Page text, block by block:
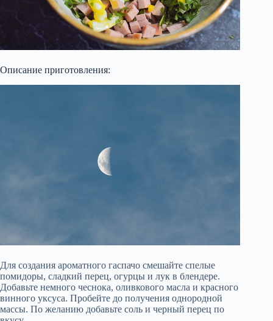
Описание приготовления:
Для создания ароматного гаспачо смешайте спелые
помидоры, сладкий перец, огурцы и лук в блендере.
Добавьте немного чеснока, оливкового масла и красного
винного уксуса. Пробейте до получения однородной
массы. По желанию добавьте соль и черный перец по